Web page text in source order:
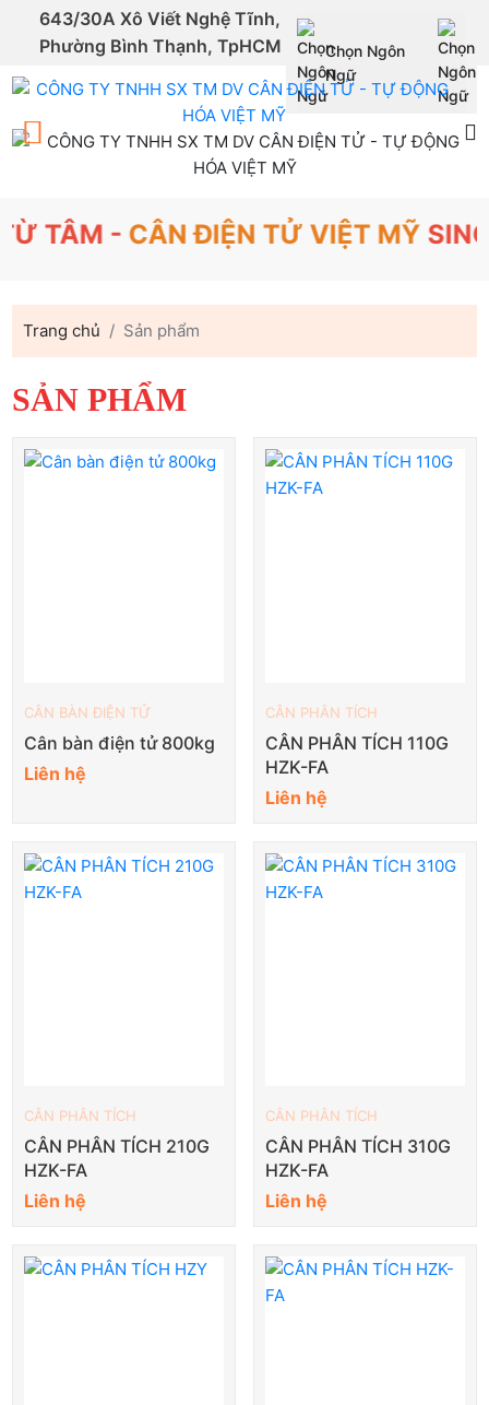
643/30A Xô Viết Nghệ Tĩnh,
Phường Bình Thạnh, TpHCM
Chọn Ngôn
Ngữ
Powered by
Translate
-CÂN ĐIỆN TỬ VIỆT MỸ SINCE
Trang chủ Sản phẩm
SẢN PHẨM
CÂN BÀN ĐIỆN TỬ
Cân bàn điện tử 800kg
Liên hệ
CÂN PHÂN TÍCH
CÂN PHÂN TÍCH 110G
HZK-FA
Liên hệ
CÂN PHÂN TÍCH
CÂN PHÂN TÍCH 210G
HZK-FA
Liên hệ
CÂN PHÂN TÍCH
CÂN PHÂN TÍCH 310G
HZK-FA
Liên hệ